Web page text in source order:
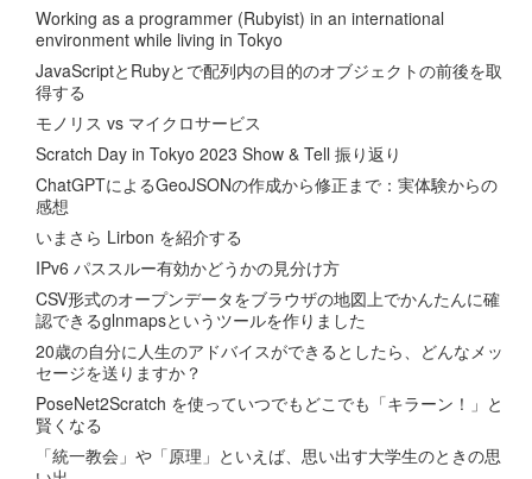
Working as a programmer (Rubyist) in an international
environment while living in Tokyo
JavaScriptとRubyとで配列内の目的のオブジェクトの前後を取
得する
モノリス vs マイクロサービス
Scratch Day in Tokyo 2023 Show & Tell 振り返り
ChatGPTによるGeoJSONの作成から修正まで：実体験からの
感想
いまさら Lirbon を紹介する
IPv6 パススルー有効かどうかの見分け方
CSV形式のオープンデータをブラウザの地図上でかんたんに確
認できるglnmapsというツールを作りました
20歳の自分に人生のアドバイスができるとしたら、どんなメッ
セージを送りますか？
PoseNet2Scratch を使っていつでもどこでも「キラーン！」と
賢くなる
「統一教会」や「原理」といえば、思い出す大学生のときの思